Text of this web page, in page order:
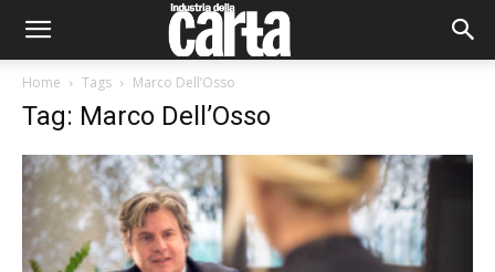
Home Tags Marco Dell’Osso
Tag: Marco Dell’Osso